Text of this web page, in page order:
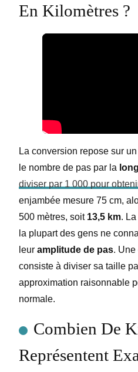
En Kilomètres ?
La conversion repose sur
le nombre de pas par la
diviser par 1 000 pour
enjambée mesure 75 cm,
500 mètres, soit 13,5 km.
la plupart des gens ne
leur amplitude de pas.
consiste à diviser sa taille
approximation raisonnable
normale.
Combien De
Représentent